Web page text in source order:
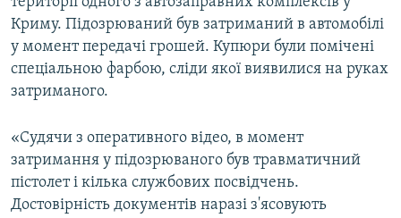
Криму. Підозрюваний був затриманий в автомобілі
у момент передачі грошей. Купюри були помічені
спеціальною фарбою, сліди якої виявилися на руках
затриманого.
«Судячи з оперативного відео, в момент
затримання у підозрюваного був травматичний
пістолет і кілька службових посвідчень.
Достовірність документів наразі з'ясовують